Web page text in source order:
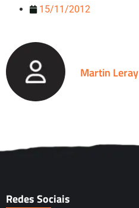
15/11/2012
Martin Leray
Redes Sociais